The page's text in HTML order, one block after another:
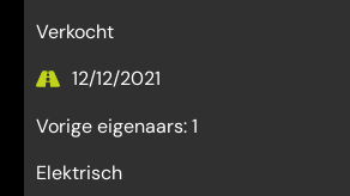
Verkocht
12/12/2021
Vorige eigenaars: 1
Elektrisch